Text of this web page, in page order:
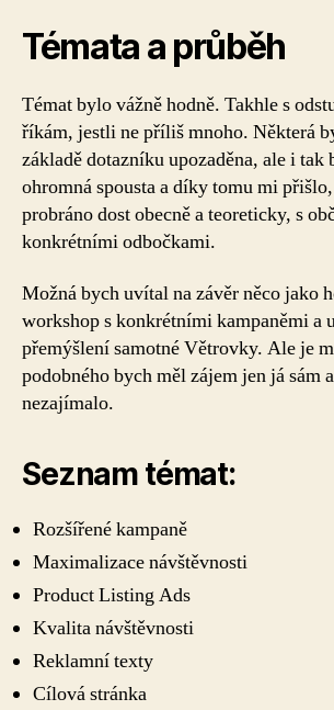
Témata a průběh
Témat bylo vážně hodně. Takhle s
říkám, jestli ne příliš mnoho. Některá
základě dotazníku upozaděna, ale i
ohromná spousta a díky tomu mi
probráno dost obecně a teoreticky, s
konkrétními odbočkami.
Možná bych uvítal na závěr něco jako
workshop s konkrétními kampaněmi a
přemýšlení samotné Větrovky. Ale je
podobného bych měl zájem jen já sám
nezajímalo.
Seznam témat:
Rozšířené kampaně
Maximalizace návštěvnosti
Product Listing Ads
Kvalita návštěvnosti
Reklamní texty
Cílová stránka